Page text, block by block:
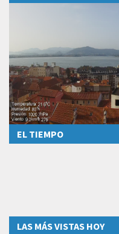
EL TIEMPO
LAS MÁS VISTAS HOY